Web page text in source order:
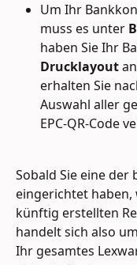
Um Ihr
muss es unter
haben Sie Ihr
Drucklayout
erhalten Sie
Auswahl aller
EPC-QR-Code
Sobald Sie eine der
eingerichtet
künftig erstellten
handelt sich also
Ihr gesamtes